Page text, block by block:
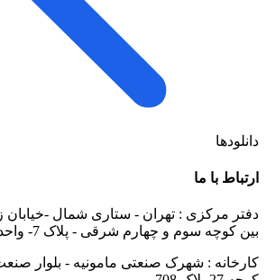
دانلودها
ارتباط با ما
دفتر مرکزی : تهران - ستاری شمال -خیابان
بین کوچه سوم و چهارم شرقی - پلاک 7- واحد 3
کارخانه : شهرک صنعتی مامونیه - بلوار